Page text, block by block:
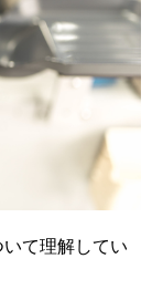
て理解してい